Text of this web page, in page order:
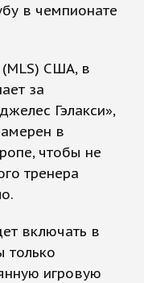
в чемпионате
(MLS) США, в
за
Гэлакси»,
в
чтобы не
тренера
включать в
только
игровую